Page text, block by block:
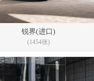
锐界(进口)
(1454张)